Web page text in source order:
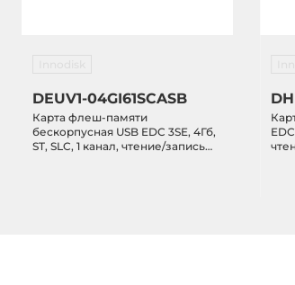
DEUV1-04GI61SCASB
Карта флеш-памяти
бескорпусная USB EDC 3SE, 4Гб,
ST, SLC, 1 канал, чтение/запись